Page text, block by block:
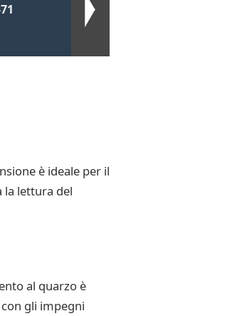
è ideale per il
lettura del
al quarzo è
gli impegni